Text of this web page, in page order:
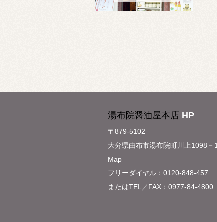
湯布院醤油屋本店 HP
〒879-5102
大分県由布市湯布院町川上1098－1
Map
フリーダイヤル：0120-848-457
またはTEL／FAX：0977-84-4800